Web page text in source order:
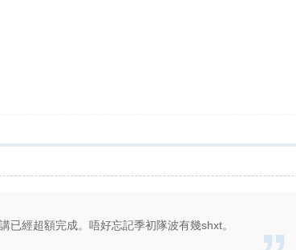
已經超額完成。唔好忘記季初隊波有幾shxt。